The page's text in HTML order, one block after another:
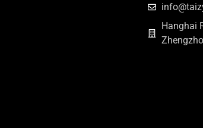
Hanghai